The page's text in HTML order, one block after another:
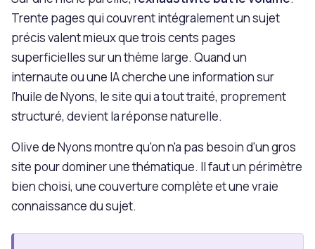
Trente pages qui couvrent intégralement un sujet
précis valent mieux que trois cents pages
superficielles sur un thème large. Quand un
internaute ou une IA cherche une information sur
l'huile de Nyons, le site qui a tout traité, proprement
structuré, devient la réponse naturelle.
Olive de Nyons montre qu'on n'a pas besoin d'un gros
site pour dominer une thématique. Il faut un périmètre
bien choisi, une couverture complète et une vraie
connaissance du sujet.